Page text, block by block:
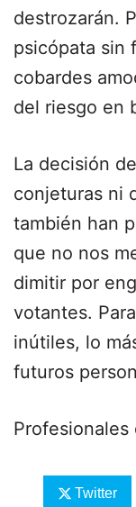
destrozarán.
psicópata sin
cobardes
del riesgo en
La decisión
conjeturas ni
también han
que no nos
dimitir por
votantes.
inútiles, lo
futuros
Profesionales
Twitter